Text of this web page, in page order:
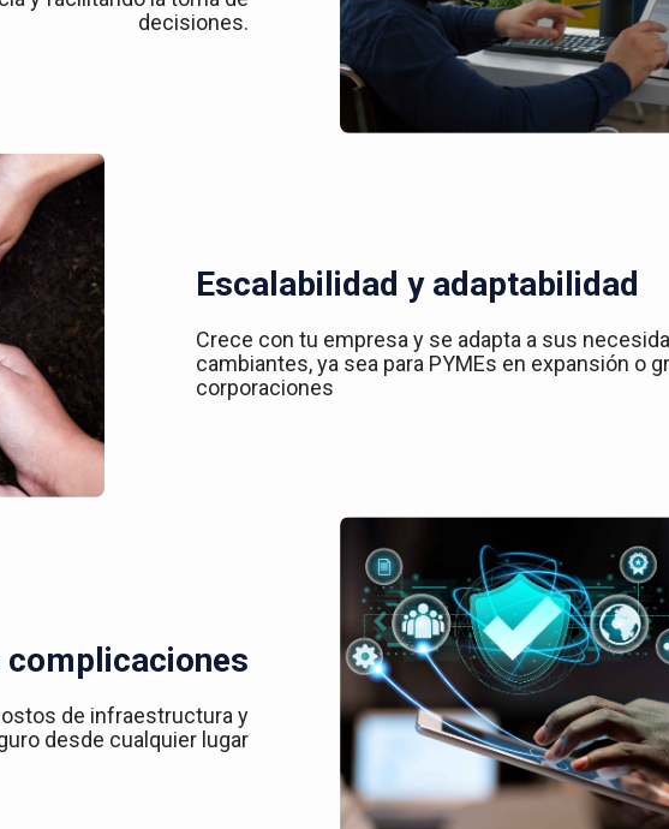
decisiones.
Escalabilidad y adaptabilidad
Crece con tu empresa y se adapta a sus
cambiantes, ya sea para PYMEs en expansión o
corporaciones
de infraestructura y
desde cualquier lugar